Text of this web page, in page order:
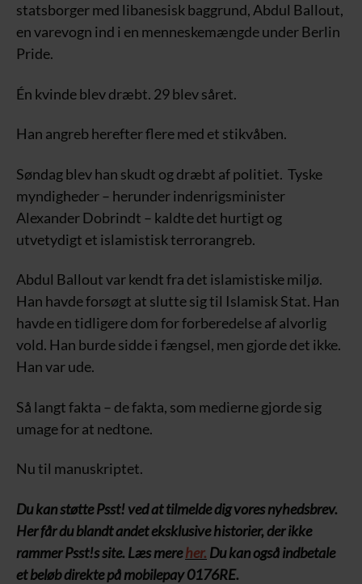
statsborger med libanesisk baggrund, Abdul Ballout,
en varevogn ind i en menneskemængde under Berlin
Pride.
Én kvinde blev dræbt. 29 blev såret.
Han angreb herefter flere med et stikvåben.
Søndag blev han skudt og dræbt af politiet. Tyske
myndigheder – herunder indenrigsminister
Alexander Dobrindt – kaldte det hurtigt og
utvetydigt et islamistisk terrorangreb.
Abdul Ballout var kendt fra det islamistiske miljø.
Han havde forsøgt at slutte sig til Islamisk Stat. Han
havde en tidligere dom for forberedelse af alvorlig
vold. Han burde sidde i fængsel, men gjorde det ikke.
Han var ude.
Så langt fakta – de fakta, som medierne gjorde sig
umage for at nedtone.
Nu til manuskriptet.
Du kan støtte Psst! ved at tilmelde dig vores nyhedsbrev.
Her får du blandt andet eksklusive historier, der ikke
rammer Psst!s site. Læs mereher. Du kan også indbetale
et beløb direkte på mobilepay 0176RE.